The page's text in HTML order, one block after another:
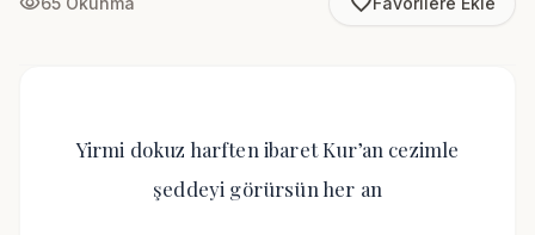
Yirmi dokuz harften ibaret Kur’an cezimle
şeddeyi görürsün her an